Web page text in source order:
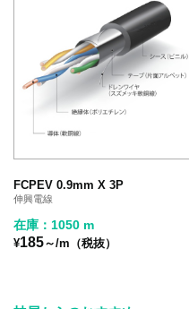
FCPEV 0.9mm X 3P
伸興電線
在庫：1050 m
¥185～/m（税抜）